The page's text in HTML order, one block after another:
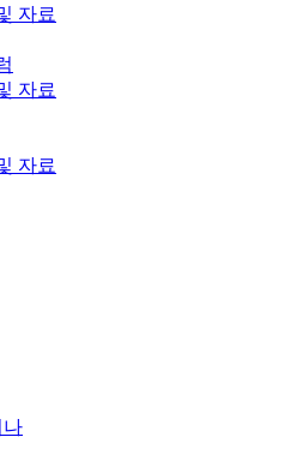
자료
자료
자료
나